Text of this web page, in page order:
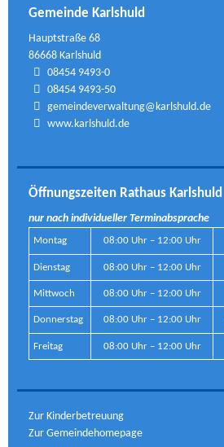
Gemeinde Karlshuld
Hauptstraße 68
86668 Karlshuld
08454 9493-0
08454 9493-50
gemeindeverwaltung@karlshuld.de
www.karlshuld.de
Öffnungszeiten Rathaus Karlshuld
nur nach individueller Terminabsprache
Montag 08:00 Uhr – 12:00 Uhr
Dienstag 08:00 Uhr – 12:00 Uhr
Mittwoch 08:00 Uhr – 12:00 Uhr
Donnerstag 08:00 Uhr – 12:00 Uhr
Freitag 08:00 Uhr – 12:00 Uhr
Zur Kinderbetreuung
Zur Gemeindehomepage